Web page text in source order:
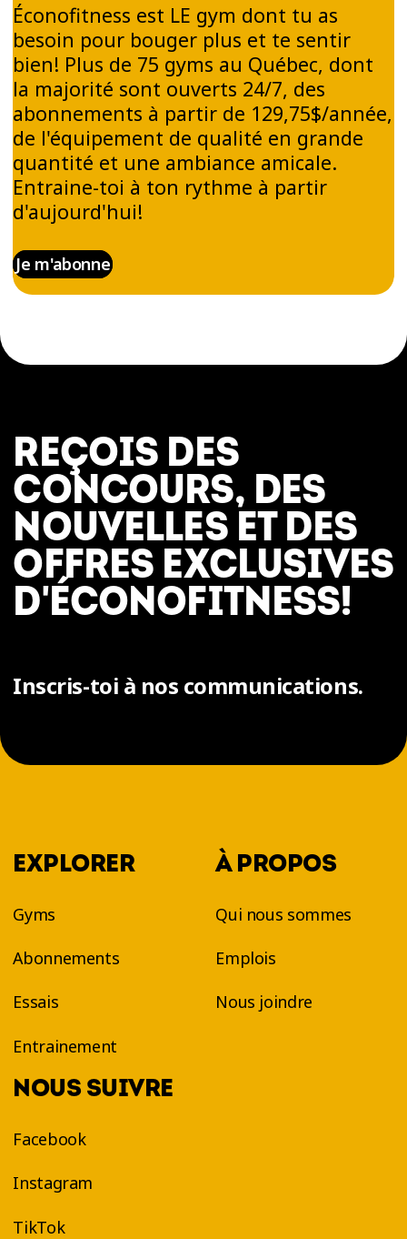
Éconofitness est LE gym dont tu as
besoin pour bouger plus et te sentir
bien! Plus de 75 gyms au Québec, dont
la majorité sont ouverts 24/7, des
abonnements à partir de 129,75$/année,
de l'équipement de qualité en grande
quantité et une ambiance amicale.
Entraine-toi à ton rythme à partir
d'aujourd'hui!
Je m'abonne
REÇOIS DES
CONCOURS, DES
NOUVELLES ET DES
OFFRES EXCLUSIVES
D'ÉCONOFITNESS!
Inscris-toi à nos communications.
EXPLORER
Gyms
Abonnements
Essais
Entrainement
À PROPOS
Qui nous sommes
Emplois
Nous joindre
NOUS SUIVRE
Facebook
Instagram
TikTok